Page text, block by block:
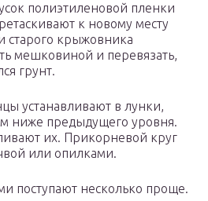
полиэтиленовой пленки
к новому месту
старого крыжовника
мешковиной и перевязать,
грунт.
устанавливают в лунки,
ниже предыдущего уровня.
их. Прикорневой круг
или опилками.
поступают несколько проще.